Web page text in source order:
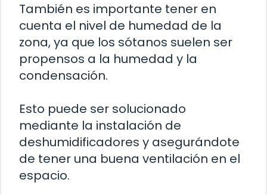
También es importante tener en
cuenta el nivel de humedad de la
zona, ya que los sótanos suelen ser
propensos a la humedad y la
condensación.
Esto puede ser solucionado
mediante la instalación de
deshumidificadores y asegurándote
de tener una buena ventilación en el
espacio.